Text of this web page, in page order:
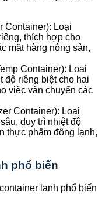
Container): Loại
thích hợp cho
mặt hàng nông sản,
Container): Loại
độ riêng biệt cho hai
việc vận chuyển các
Container): Loại
duy trì nhiệt độ
thực phẩm đông lạnh,
phổ biến
lạnh phổ biến